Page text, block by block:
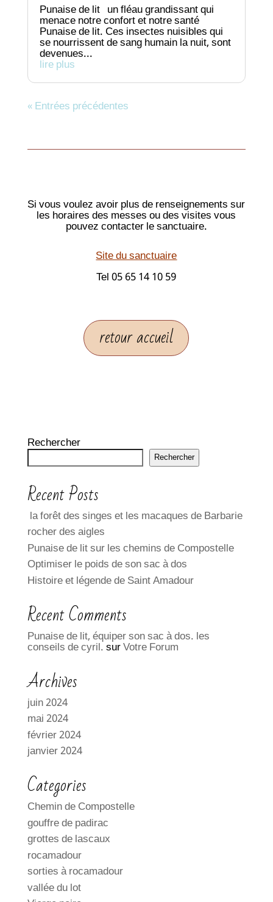
Punaise de lit un fléau grandissant qui
menace notre confort et notre santé
Punaise de lit. Ces insectes nuisibles qui
se nourrissent de sang humain la nuit, sont
devenues...
lire plus
« Entrées précédentes
Si vous voulez avoir plus de renseignements sur
les horaires des messes ou des visites vous
pouvez contacter le sanctuaire.
Site du sanctuaire
Tel 05 65 14 10 59
retour accueil
Rechercher
Rechercher
Recent Posts
la forêt des singes et les macaques de Barbarie
rocher des aigles
Punaise de lit sur les chemins de Compostelle
Optimiser le poids de son sac à dos
Histoire et légende de Saint Amadour
Recent Comments
Punaise de lit, équiper son sac à dos. les
conseils de cyril.surVotre Forum
Archives
juin 2024
mai 2024
février 2024
janvier 2024
Categories
Chemin de Compostelle
gouffre de padirac
grottes de lascaux
rocamadour
sorties à rocamadour
vallée du lot